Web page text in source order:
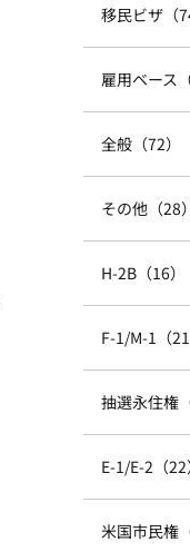
移民ビザ（
雇用ベース
全般（72）
その他（28）
H-2B（16）
F-1/M-1（21
抽選永住権
E-1/E-2（22
米国市民権